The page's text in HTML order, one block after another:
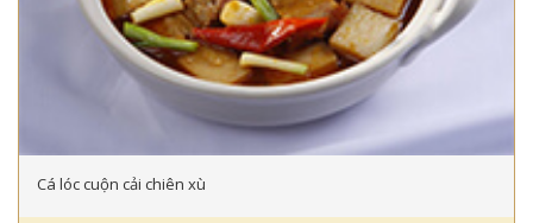
Cá lóc cuộn cải chiên xù